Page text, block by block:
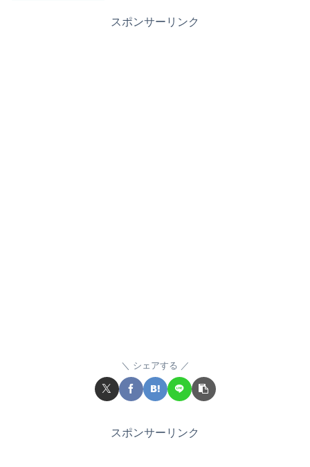
スポンサーリンク
シェアする
スポンサーリンク